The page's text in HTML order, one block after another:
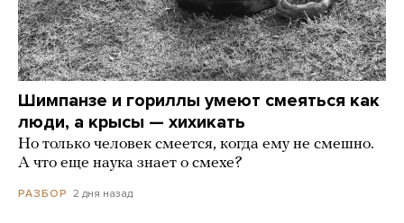
Шимпанзе и гориллы умеют смеяться как
люди, а крысы — хихикать
Но только человек смеется, когда ему не смешно.
А что еще наука знает о смехе?
РАЗБОР 2 дня назад